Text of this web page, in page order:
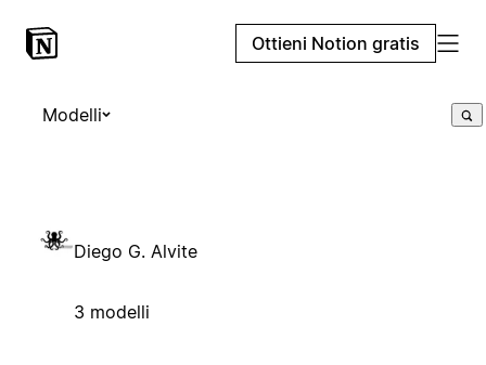
Ottieni Notion gratis
Modelli
Diego G. Alvite
3 modelli